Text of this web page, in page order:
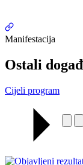
Manifestacija
Ostali
Cijeli program